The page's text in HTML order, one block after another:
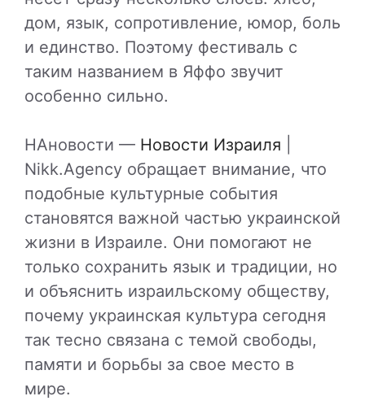
дом, язык, сопротивление, юмор, боль
и единство. Поэтому фестиваль с
таким названием в Яффо звучит
особенно сильно.
НАновости — Новости Израиля
Nikk.Agency обращает внимание, что
подобные культурные события
становятся важной частью украинской
жизни в Израиле. Они помогают не
только сохранить язык и традиции, но
и объяснить израильскому обществу,
почему украинская культура сегодня
так тесно связана с темой свободы,
памяти и борьбы за свое место в
мире.